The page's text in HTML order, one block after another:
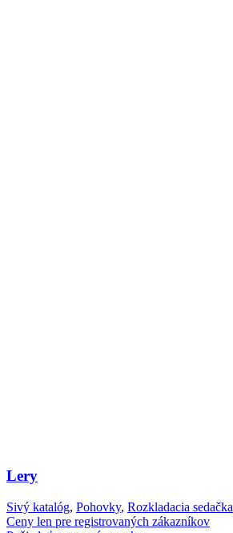
Lery
Sivý katalóg, Pohovky, Rozkladacia sedačka
Ceny len pre registrovaných zákazníkov